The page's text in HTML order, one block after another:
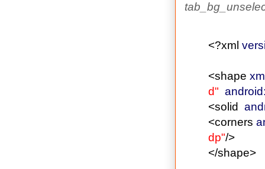
<?xml
<shape
d"
<solid
<corners
dp"/>
</shape>